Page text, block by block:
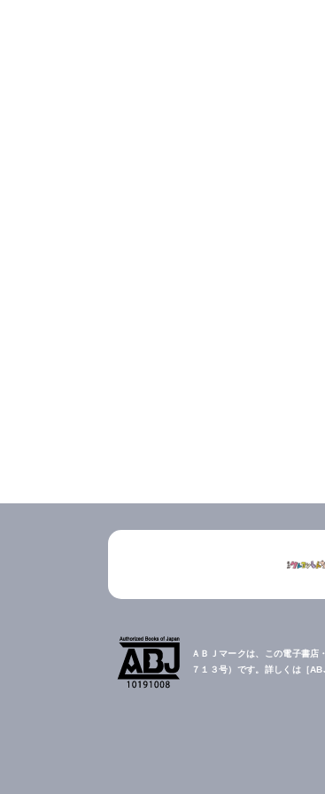
ＡＢＪマークは、この電子書店
７１３号）です。詳しくは［